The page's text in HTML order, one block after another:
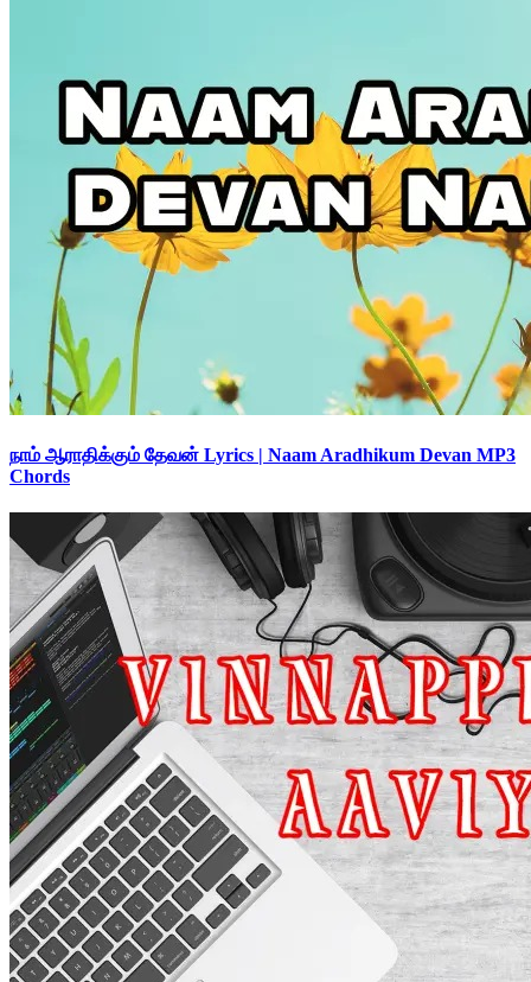
நாம் ஆராதிக்கும் தேவன் Lyrics | Naam Aradhikum Devan MP3
Chords